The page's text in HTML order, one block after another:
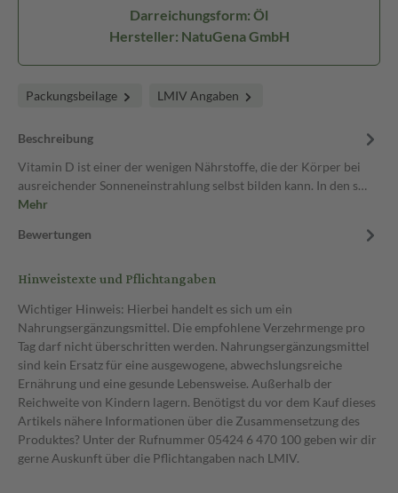
Darreichungsform: Öl
Hersteller: NatuGena GmbH
Packungsbeilage LMIV Angaben
Beschreibung
Vitamin D ist einer der wenigen Nährstoffe, die der Körper bei
ausreichender Sonneneinstrahlung selbst bilden kann. In den s…
Mehr
Bewertungen
Hinweistexte und Pflichtangaben
Wichtiger Hinweis: Hierbei handelt es sich um ein
Nahrungsergänzungsmittel. Die empfohlene Verzehrmenge pro
Tag darf nicht überschritten werden. Nahrungsergänzungsmittel
sind kein Ersatz für eine ausgewogene, abwechslungsreiche
Ernährung und eine gesunde Lebensweise. Außerhalb der
Reichweite von Kindern lagern. Benötigst du vor dem Kauf dieses
Artikels nähere Informationen über die Zusammensetzung des
Produktes? Unter der Rufnummer 05424 6 470 100 geben wir dir
gerne Auskunft über die Pflichtangaben nach LMIV.